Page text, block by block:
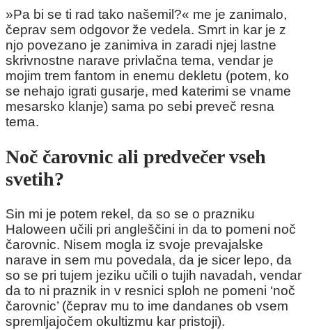
»Pa bi se ti rad tako našemil?« me je zanimalo,
čeprav sem odgovor že vedela. Smrt in kar je z
njo povezano je zanimiva in zaradi njej lastne
skrivnostne narave privlačna tema, vendar je
mojim trem fantom in enemu dekletu (potem, ko
se nehajo igrati gusarje, med katerimi se vname
mesarsko klanje) sama po sebi preveč resna
tema.
Noč čarovnic ali predvečer vseh
svetih?
Sin mi je potem rekel, da so se o prazniku
Haloween učili pri angleščini in da to pomeni noč
čarovnic. Nisem mogla iz svoje prevajalske
narave in sem mu povedala, da je sicer lepo, da
so se pri tujem jeziku učili o tujih navadah, vendar
da to ni praznik in v resnici sploh ne pomeni ‘noč
čarovnic’ (čeprav mu to ime dandanes ob vsem
spremljajočem okultizmu kar pristoji).